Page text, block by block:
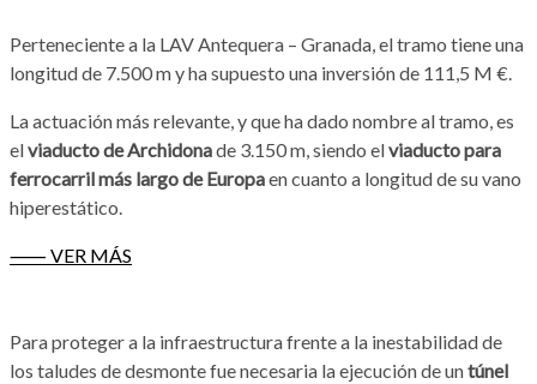
Perteneciente a la LAV Antequera – Granada, el tramo tiene una
longitud de 7.500 m y ha supuesto una inversión de 111,5 M €.
La actuación más relevante, y que ha dado nombre al tramo, es
elviaducto de Archidonade 3.150 m, siendo elviaducto para
ferrocarril más largo de Europaen cuanto a longitud de su vano
hiperestático.
⸺ VER MÁS
Para proteger a la infraestructura frente a la inestabilidad de
los taludes de desmonte fue necesaria la ejecución de untúnel